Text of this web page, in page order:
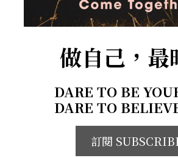
做自己，最
DARE TO BE
DARE TO
訂閱